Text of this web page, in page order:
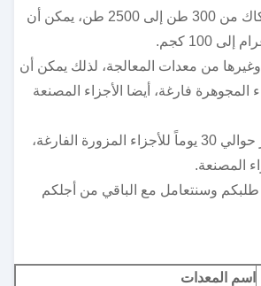
لدينا آلات ضغط الاحتكاك من 300 طن إلى 2500 طن، يمكن أن
لدينا العديد من CNC وغيرها من معدات المعالجة، لذلك يمكن أن
فارغة، أيضا الأجزاء المصنعة
عادةً ما يستغرق الأمر حوالي 30 يوماً للأجزاء المزورة الفارغة،
وسنتعامل مع الباقي من أجلكم
اسم المعدات